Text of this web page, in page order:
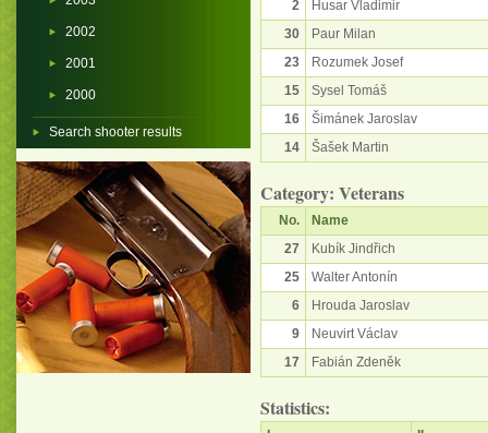
2
Husar Vladimir
30
Paur Milan
23
Rozumek Josef
15
Sysel Tomáš
16
Šimánek Jaroslav
14
Šašek Martin
Category: Veterans
No.
Name
27
Kubík Jindřich
25
Walter Antonín
6
Hrouda Jaroslav
9
Neuvirt Václav
17
Fabián Zdeněk
Statistics:
2002
2001
2000
Search shooter results